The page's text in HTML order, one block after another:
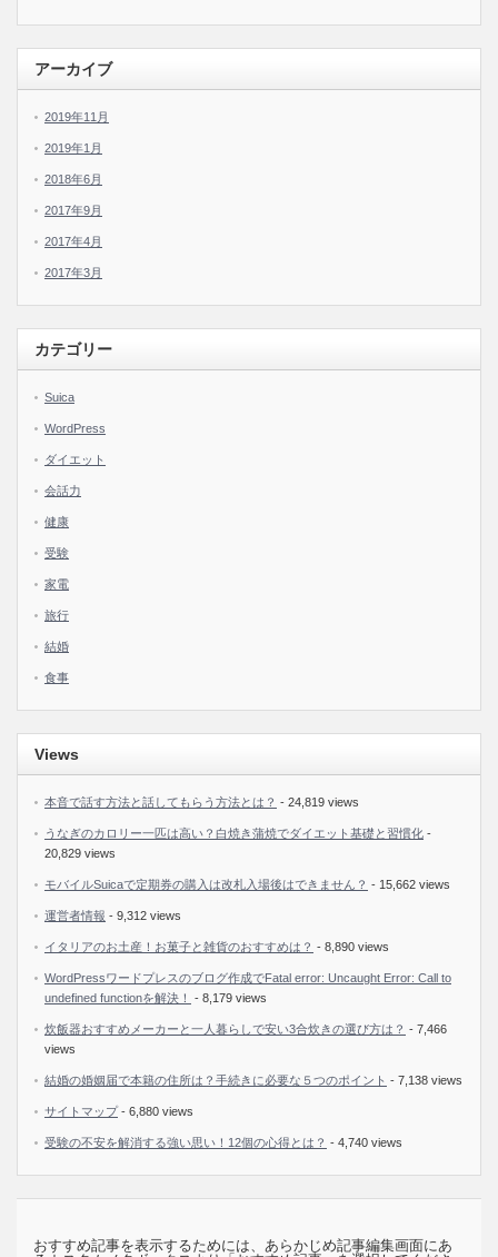
アーカイブ
2019年11月
2019年1月
2018年6月
2017年9月
2017年4月
2017年3月
カテゴリー
Suica
WordPress
ダイエット
会話力
健康
受験
家電
旅行
結婚
食事
Views
本音で話す方法と話してもらう方法とは？ - 24,819 views
うなぎのカロリー一匹は高い？白焼き蒲焼でダイエット基礎と習慣化 -
20,829 views
モバイルSuicaで定期券の購入は改札入場後はできません？ - 15,662 views
運営者情報 - 9,312 views
イタリアのお土産！お菓子と雑貨のおすすめは？ - 8,890 views
WordPressワードプレスのブログ作成でFatal error: Uncaught Error: Call to
undefined functionを解決！
- 8,179 views
炊飯器おすすめメーカーと一人暮らしで安い3合炊きの選び方は？ - 7,466
views
結婚の婚姻届で本籍の住所は？手続きに必要な５つのポイント - 7,138 views
サイトマップ- 6,880 views
受験の不安を解消する強い思い！12個の心得とは？ - 4,740 views
おすすめ記事を表示するためには、あらかじめ記事編集画面にあ